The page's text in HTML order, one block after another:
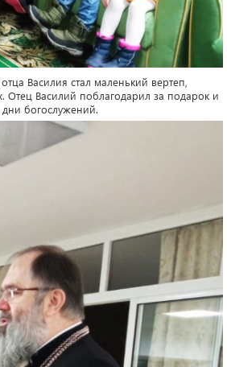
Василия стал маленький вертеп,
Василий поблагодарил за подарок и
богослужений.